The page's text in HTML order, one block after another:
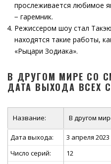
прослеживается любимое
− гаремник.
Режиссером шоу стал
находятся такие работы,
«Рыцари Зодиака».
В ДРУГОМ МИРЕ СО
ДАТА ВЫХОДА ВСЕХ
Название: В другом
Дата выхода:
3 апреля 2023
Число серий:
12